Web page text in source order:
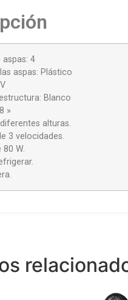
aspas: 4
aspas: Plástico
Blanco
»
alturas.
3 velocidades.
80 W.